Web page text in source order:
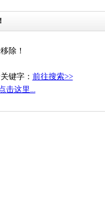
除！
键字： 前往搜索>>
击这里...